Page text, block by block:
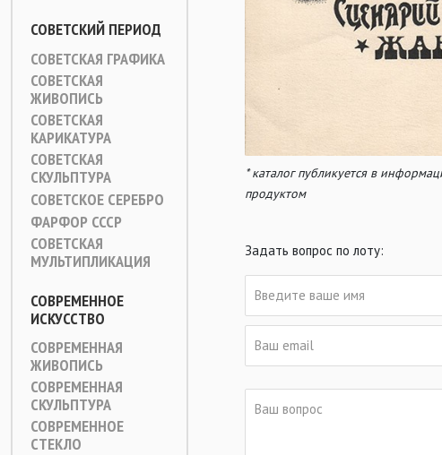
СОВЕТСКИЙ ПЕРИОД
СОВЕТСКАЯ ГРАФИКА
СОВЕТСКАЯ
ЖИВОПИСЬ
СОВЕТСКАЯ
КАРИКАТУРА
СОВЕТСКАЯ
СКУЛЬПТУРА
СОВЕТСКОЕ СЕРЕБРО
ФАРФОР СССР
СОВЕТСКАЯ
МУЛЬТИПЛИКАЦИЯ
СОВРЕМЕННОЕ
ИСКУССТВО
СОВРЕМЕННАЯ
ЖИВОПИСЬ
СОВРЕМЕННАЯ
СКУЛЬПТУРА
СОВРЕМЕННОЕ
СТЕКЛО
* каталог публикуется в
продуктом
Задать вопрос по лоту: